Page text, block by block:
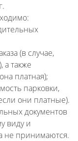
(в случае,
а также
платная);
парковки,
они платные).
документов
виду и
не принимаются.